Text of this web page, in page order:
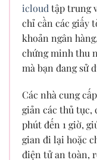
icloud tập trung
chỉ cần các giấy
khoản ngân
chứng minh thu
mà bạn đang sử
Các nhà cung
giản các thủ tục,
phút đến 1 giờ,
gian đi lại hoặc
điện tử an toàn,